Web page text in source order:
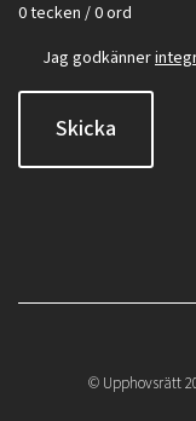
0 tecken / 0 ord
Jag godkänner
Skicka
© Upphovsrätt